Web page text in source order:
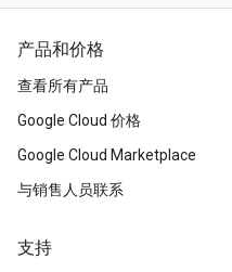
产品和价格
查看所有产品
Google Cloud 价格
Google Cloud Marketplace
与销售人员联系
支持